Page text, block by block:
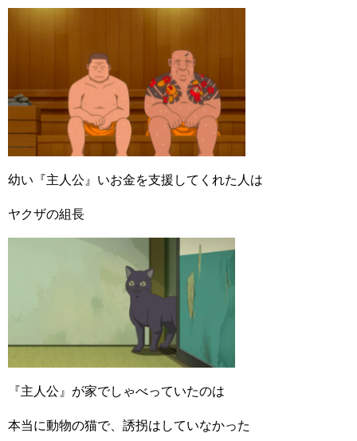
幼い『主人公』いお金を支援してくれた人は
ヤクザの組長
『主人公』が家でしゃべっていたのは
本当に動物の猫で、誘拐はしていなかった